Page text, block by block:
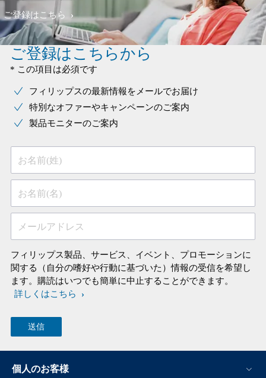
ご登録はこちら
ご登録はこちらから
* この項目は必須です
フィリップスの最新情報をメールでお届け
特別なオファーやキャンペーンのご案内
製品モニターのご案内
お名前(姓)
お名前(名)
メールアドレス
フィリップス製品、サービス、イベント、プロモーションに
関する（自分の嗜好や行動に基づいた）情報の受信を希望し
ます。購読はいつでも簡単に中止することができます。
詳しくはこちら
個人のお客様